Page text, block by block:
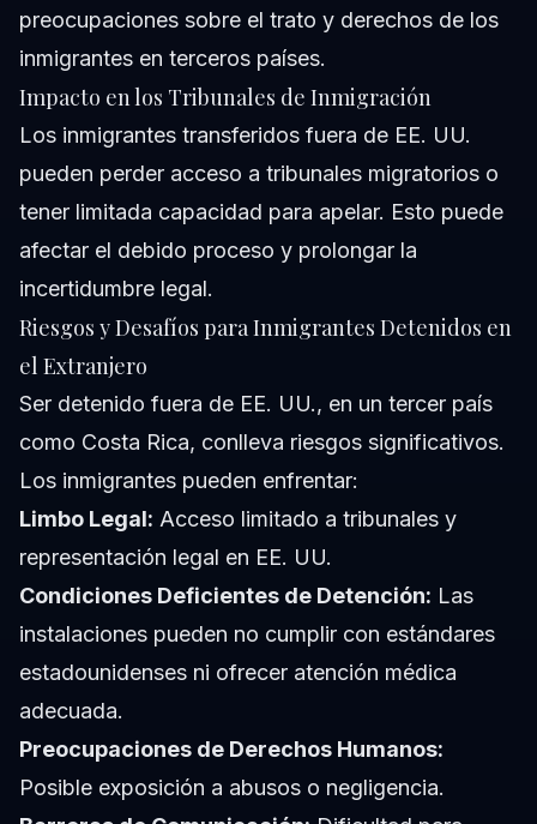
preocupaciones sobre el trato y derechos de los
inmigrantes en terceros países.
Impacto en los Tribunales de Inmigración
Los inmigrantes transferidos fuera de EE. UU.
pueden perder acceso a tribunales migratorios o
tener limitada capacidad para apelar. Esto puede
afectar el debido proceso y prolongar la
incertidumbre legal.
Riesgos y Desafíos para Inmigrantes Detenidos en
el Extranjero
Ser detenido fuera de EE. UU., en un tercer país
como Costa Rica, conlleva riesgos significativos.
Los inmigrantes pueden enfrentar:
Limbo Legal: Acceso limitado a tribunales y
representación legal en EE. UU.
Condiciones Deficientes de Detención: Las
instalaciones pueden no cumplir con estándares
estadounidenses ni ofrecer atención médica
adecuada.
Preocupaciones de Derechos Humanos:
Posible exposición a abusos o negligencia.